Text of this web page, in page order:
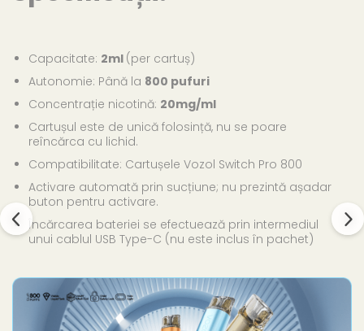
Capacitate: 2ml (per cartuș)
Autonomie: Până la 800 pufuri
Concentrație nicotină: 20mg/ml
Cartușul este de unică folosință, nu se poare
reîncărca cu lichid.
Compatibilitate: Cartușele Vozol Switch Pro 800
Activare automată prin sucțiune; nu prezintă așadar
buton pentru activare.
Încărcarea bateriei se efectuează prin intermediul
unui cablul USB Type-C (nu este inclus în pachet)